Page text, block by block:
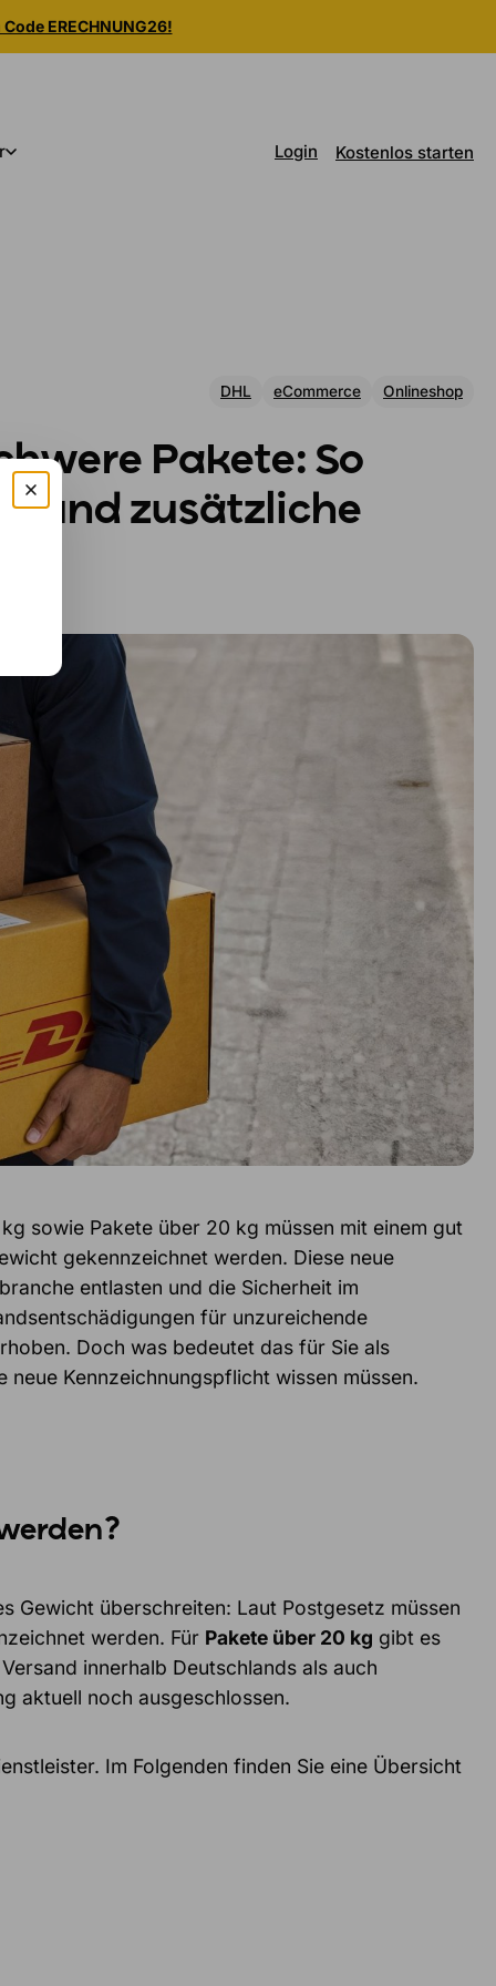
ERECHNUNG26!
Login Kostenlos starten
DHL eCommerce Onlineshop
Pakete: So
und zusätzliche
sowie Pakete über 20 kg müssen mit einem gut
gekennzeichnet werden. Diese neue
entlasten und die Sicherheit im
für unzureichende
Doch was bedeutet das für Sie als
Kennzeichnungspflicht wissen müssen.
Gewicht überschreiten: Laut Postgesetz müssen
werden. Für Pakete über 20 kg gibt es
innerhalb Deutschlands als auch
aktuell noch ausgeschlossen.
Im Folgenden finden Sie eine Übersicht